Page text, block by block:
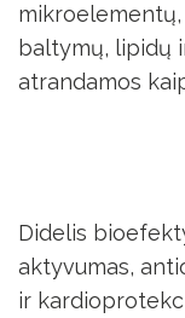
baltymų, lipidų
atrandamos
Didelis
aktyvumas,
ir